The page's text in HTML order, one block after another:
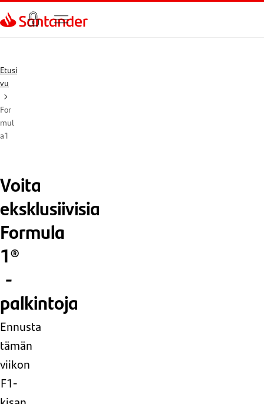
Siirry sivulle
Etusi
vu
For
mul
a1
Voita
eksklusiivisia
Formula
1®
-
palkintoja
Ennusta
tämän
viikon
F1-